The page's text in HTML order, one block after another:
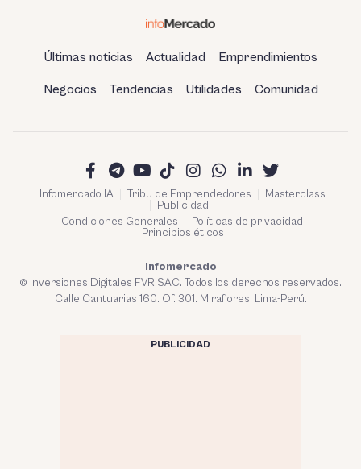
Últimas noticias Actualidad Emprendimientos
Negocios Tendencias Utilidades Comunidad
Infomercado IA Tribu de Emprendedores
Masterclass
Publicidad
Condiciones Generales
Políticas de privacidad
Principios éticos
Infomercado
© Inversiones Digitales FVR SAC. Todos los derechos reservados.
Calle Cantuarias 160. Of. 301. Miraflores, Lima-Perú.
PUBLICIDAD